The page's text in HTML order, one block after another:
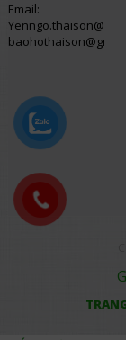
Email: